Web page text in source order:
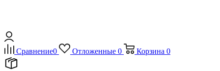
Сравнение0 Отложенные 0 Корзина 0